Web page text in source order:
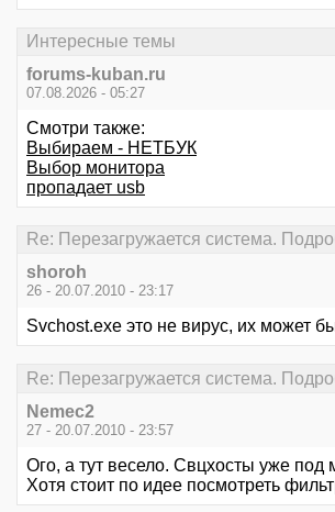
Интересные темы
forums-kuban.ru
07.08.2026 - 05:27
Смотри также:
Выбираем - НЕТБУК
Выбор монитора
пропадает usb
Re: Перезагружается система.
shoroh
26 - 20.07.2010 - 23:17
Svchost.exe это не вирус, их может
Re: Перезагружается система.
Nemec2
27 - 20.07.2010 - 23:57
Ого, а тут весело. Свцхосты уже под
Хотя стоит по идее посмотреть